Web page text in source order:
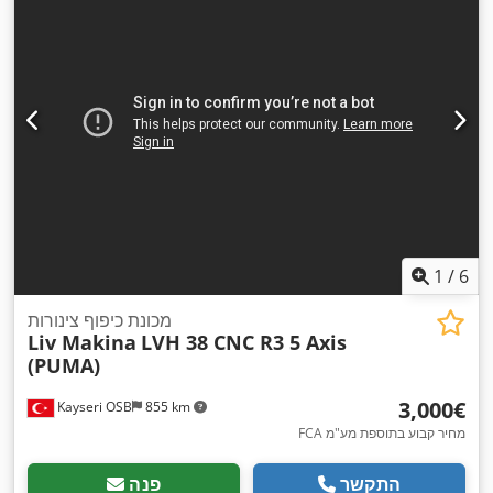
1 / 6
Kayseri OSB 855 km
מכונת כיפוף צינורות
Liv Makina LVH 38 CNC R3 5 Axis
(PUMA)
‏3,000 ‏€
FCA מחיר קבוע בתוספת מע"מ
פנה התקשר